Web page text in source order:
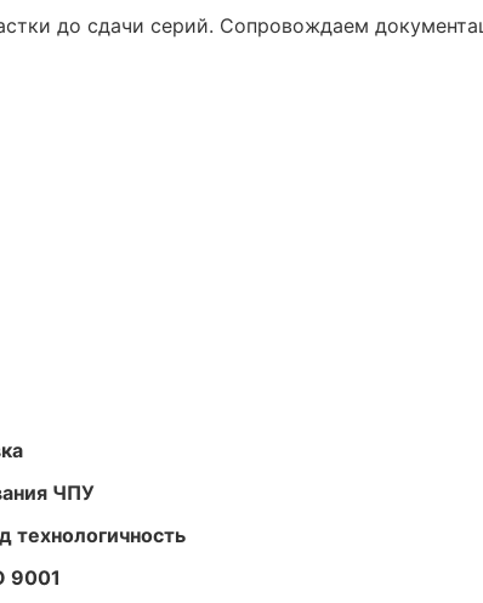
до сдачи серий. Сопровождаем
ЧПУ
технологичность
9001